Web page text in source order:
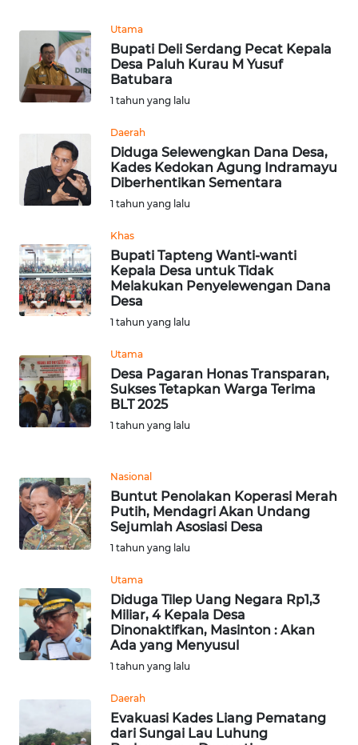
Utama
Bupati Deli Serdang Pecat Kepala
Desa Paluh Kurau M Yusuf
Batubara
1 tahun yang lalu
Daerah
Diduga Selewengkan Dana Desa,
Kades Kedokan Agung Indramayu
Diberhentikan Sementara
1 tahun yang lalu
Khas
Bupati Tapteng Wanti-wanti
Kepala Desa untuk Tidak
Melakukan Penyelewengan Dana
Desa
1 tahun yang lalu
Utama
Desa Pagaran Honas Transparan,
Sukses Tetapkan Warga Terima
BLT 2025
1 tahun yang lalu
Nasional
Buntut Penolakan Koperasi Merah
Putih, Mendagri Akan Undang
Sejumlah Asosiasi Desa
1 tahun yang lalu
Utama
Diduga Tilep Uang Negara Rp1,3
Miliar, 4 Kepala Desa
Dinonaktifkan, Masinton : Akan
Ada yang Menyusul
1 tahun yang lalu
Daerah
Evakuasi Kades Liang Pematang
dari Sungai Lau Luhung
LESUNG
WN
KARO
SIMALUNGUN
WN
LABUHANBATU
WN
TAPANULI
TENGAH
WN
TEBING
TINGGI
PAKPAK
WN
KARAWANG
BEKASI
WN
BOGOR
WN